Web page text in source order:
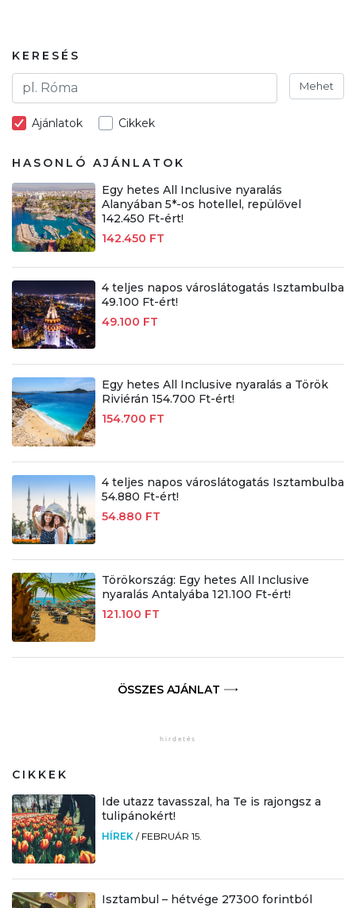
KERESÉS
Mehet
Ajánlatok Cikkek
HASONLÓ AJÁNLATOK
Egy hetes All Inclusive nyaralás
Alanyában 5*-os hotellel, repülővel
142.450 Ft-ért!
142.450 FT
4 teljes napos városlátogatás Isztambulba
49.100 Ft-ért!
49.100 FT
Egy hetes All Inclusive nyaralás a Török
Riviérán 154.700 Ft-ért!
154.700 FT
4 teljes napos városlátogatás Isztambulba
54.880 Ft-ért!
54.880 FT
Törökország: Egy hetes All Inclusive
nyaralás Antalyába 121.100 Ft-ért!
121.100 FT
ÖSSZES AJÁNLAT
CIKKEK
Ide utazz tavasszal, ha Te is rajongsz a
tulipánokért!
HÍREK / FEBRUÁR 15.
Isztambul – hétvége 27300 forintból